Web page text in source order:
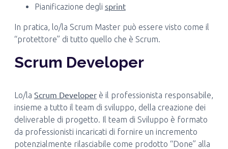
Pianificazione degli sprint
In pratica, lo/la Scrum Master può essere visto come il
“protettore” di tutto quello che è Scrum.
Scrum Developer
Lo/la Scrum Developerè il professionista responsabile,
insieme a tutto il team di sviluppo, della creazione dei
deliverable di progetto. Il team di Sviluppo è formato
da professionisti incaricati di fornire un incremento
potenzialmente rilasciabile come prodotto “Done” alla